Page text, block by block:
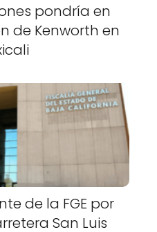
pondría en
de Kenworth en
de la FGE por
San Luis